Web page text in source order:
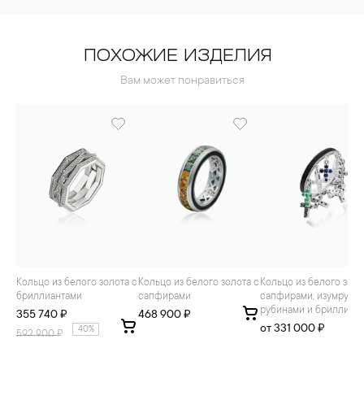
ПОХОЖИЕ ИЗДЕЛИЯ
Вам может понравиться
Кольцо из белого золота с
бриллиантами
355 740 ₽
592 900₽ 40%
Кольцо из белого золота с
сапфирами
468 900 ₽
Кольцо из белого золота с
сапфирами,
рубинами и
от 331 000 ₽